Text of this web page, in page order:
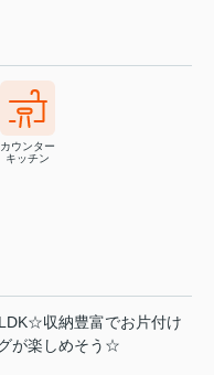
カウンター
キッチン
収納豊富でお片付け
が楽しめそう☆